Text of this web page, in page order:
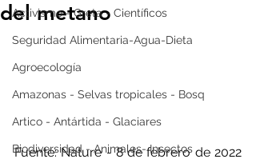
Activismo - Greta - Científicos
Seguridad Alimentaria-Agua-Dieta
Agroecología
Amazonas - Selvas tropicales - Bosq
Artico - Antártida - Glaciares
Biodiversidad - Animales- Insectos
del metano
Fuente: Nature - 8 de febrero de 2022